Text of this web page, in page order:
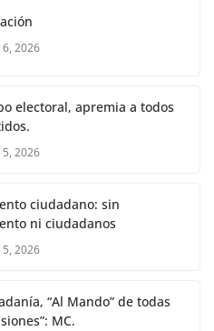
e
n
er
2026
electoral, apremia a todos
2026
ciudadano: sin
ni ciudadanos
2026
“Al Mando” de todas
MC.